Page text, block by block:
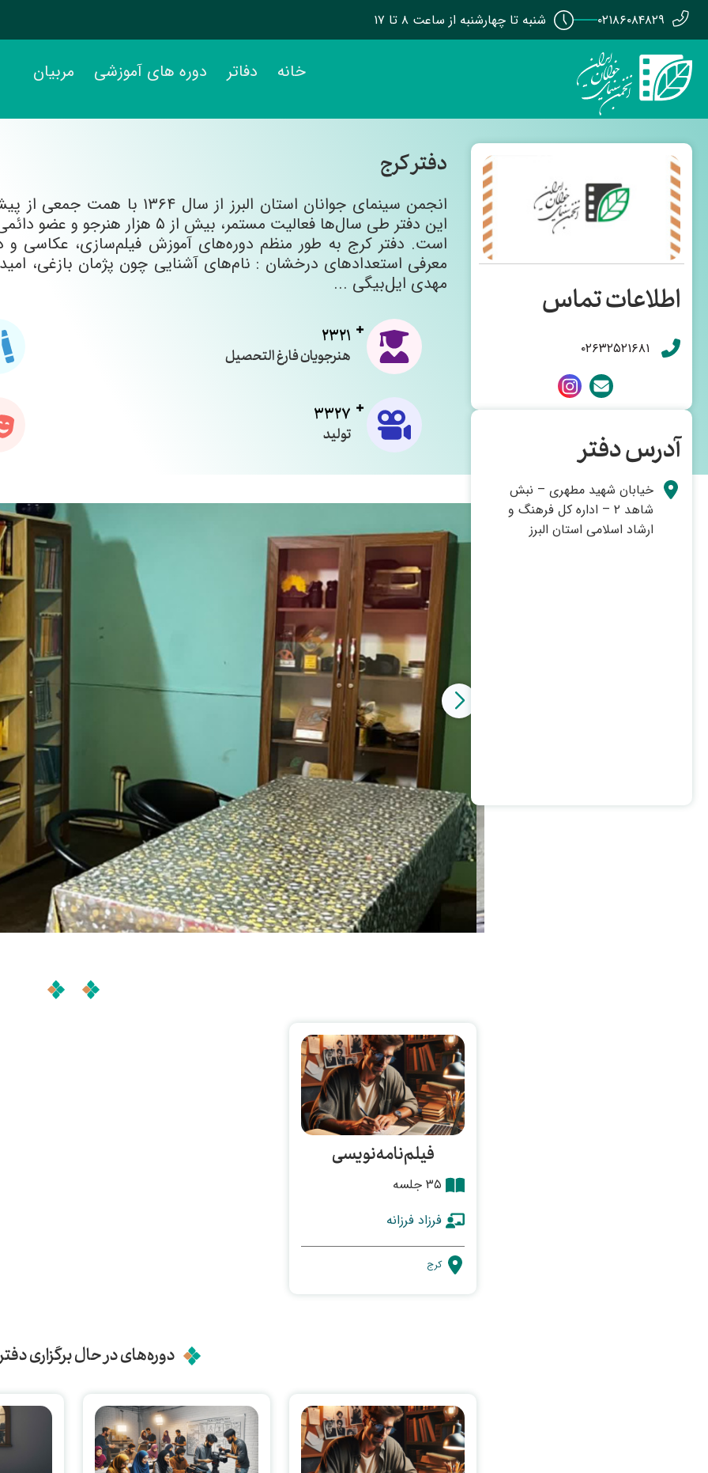
۰۲۱۸۶۰۸۴۸۲۹ شنبه تا چهارشنبه از ساعت ۸ تا ۱۷
خانه دفاتر دوره های آموزشی مربیان
دفتر کرج
انجمن سینمای جوانان استان
این دفتر طی سال‌ها فعالیت مستمر،
است. دفتر کرج به طور منظم دوره‌های آموزش فیلم‌سازی، عکاسی
معرفی استعدادهای درخشان : نام‌های آشنایی چون پژمان بازغی،
مهدی ایل‌بیگی ...
2321
هنرجویان فارغ التحصیل
3327
تولید
اطلاعات تماس
۰۲۶۳۲۵۲۱۶۸۱
آدرس دفتر
خیابان شهید مطهری – نبش
شاهد ۲ – اداره کل فرهنگ و
ارشاد اسلامی استان البرز
فیلم‌نامه‌نویسی
۳۵ جلسه
فرزاد فرزانه
کرج
دوره‌های در حال برگزاری